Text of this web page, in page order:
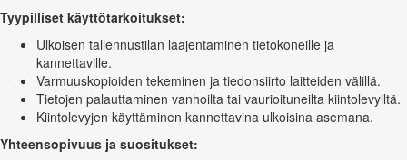
Tyypilliset käyttötarkoitukset:
Ulkoisen tallennustilan laajentaminen tietokoneille ja
kannettaville.
Varmuuskopioiden tekeminen ja tiedonsiirto laitteiden välillä.
Tietojen palauttaminen vanhoilta tai vaurioituneilta kiintolevyiltä.
Kiintolevyjen käyttäminen kannettavina ulkoisina asemana.
Yhteensopivuus ja suositukset: